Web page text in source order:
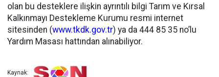
olan bu desteklere ilişkin ayrıntılı bilgi Tarım ve Kırsal
Kalkınmayı Destekleme Kurumu resmi internet
sitesinden (www.tkdk.gov.tr) ya da 444 85 35 no’lu
Yardım Masası hattından alınabiliyor.
Kaynak: